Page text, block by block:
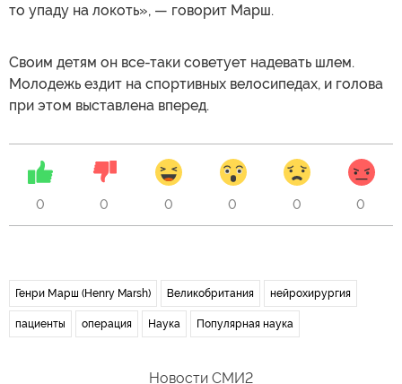
то упаду на локоть», — говорит Марш.
Своим детям он все-таки советует надевать шлем.
Молодежь ездит на спортивных велосипедах, и голова
при этом выставлена вперед.
0 0 0 0 0 0
Генри Марш (Henry Marsh) Великобритания нейрохирургия
пациенты операция Наука Популярная наука
Новости СМИ2